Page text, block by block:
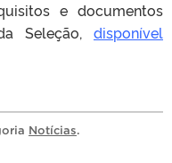
e documentos
Seleção, disponível
Notícias.